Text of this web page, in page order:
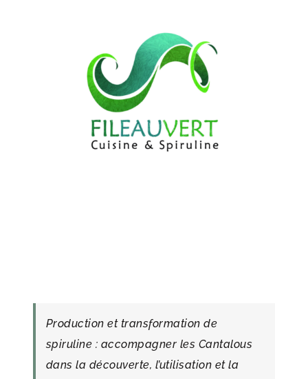
Production et transformation de
spiruline : accompagner les Cantalous
dans la découverte, l’utilisation et la